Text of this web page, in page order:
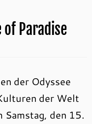
Paradise
der Odyssee
der Welt
Samstag, den 15.